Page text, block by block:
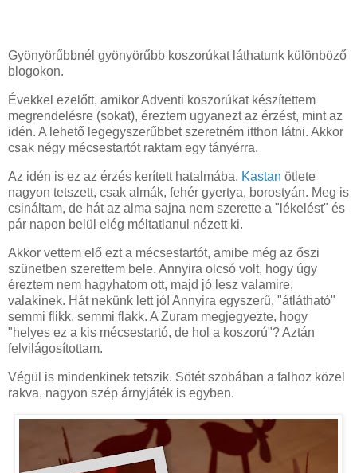
Gyönyörűbbnél gyönyörűbb koszorúkat láthatunk különböző
blogokon.
Évekkel ezelőtt, amikor Adventi koszorúkat készítettem
megrendelésre (sokat), éreztem ugyanezt az érzést, mint az
idén. A lehető legegyszerűbbet szeretném itthon látni. Akkor
csak négy mécsestartót raktam egy tányérra.
Az idén is ez az érzés kerített hatalmába. Kastan ötlete
nagyon tetszett, csak almák, fehér gyertya, borostyán. Meg is
csináltam, de hát az alma sajna nem szerette a "lékelést" és
pár napon belül elég méltatlanul nézett ki.
Akkor vettem elő ezt a mécsestartót, amibe még az őszi
szünetben szerettem bele. Annyira olcsó volt, hogy úgy
éreztem nem hagyhatom ott, majd jó lesz valamire,
valakinek. Hát nekünk lett jó! Annyira egyszerű, "átlátható"
semmi flikk, semmi flakk. A Zuram megjegyezte, hogy
"helyes ez a kis mécsestartó, de hol a koszorú"? Aztán
felvilágosítottam.
Végül is mindenkinek tetszik. Sötét szobában a falhoz közel
rakva, nagyon szép árnyjáték is egyben.